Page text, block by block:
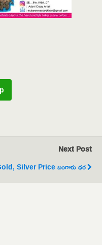
Next Post
Silver Price బంగారు ధర